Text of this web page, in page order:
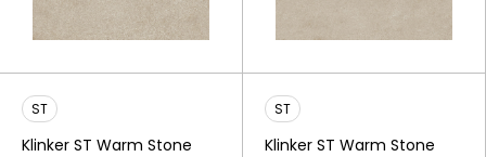
ST
Klinker ST Warm Stone
ST
Klinker ST Warm Stone